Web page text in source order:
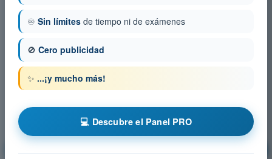
Meteorología ¡Entrenamiento!
♾️ Sin límites de tiempo ni de exámenes
🚫 Cero publicidad
✨ ...¡y mucho más!
💻 Descubre el Panel PRO